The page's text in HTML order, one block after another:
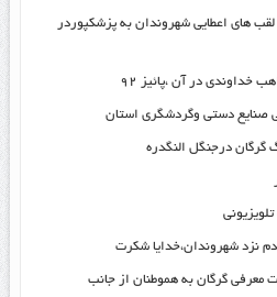
های اعطایی شهروندان به پزشکپوردر
صنایع دستی وگردشگری استان
گرگان درجنگل النگدره
نزد شهروندان،خدایا شکرت
معرفی گرگان به هموطنان از جانب